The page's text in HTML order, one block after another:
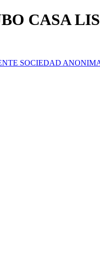
CASA
SOCIEDAD